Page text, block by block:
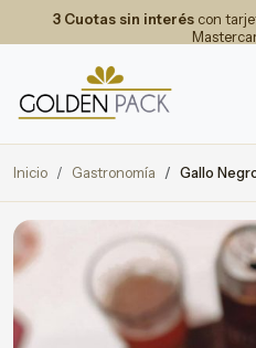
3 Cuotas sin interéscon
Inicio Gastronomía Gallo